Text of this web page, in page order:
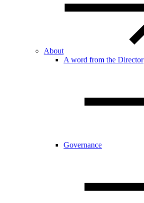
About
A word from the Director
Governance